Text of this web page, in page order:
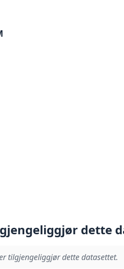
dette
tilgjengeliggjør dette datasettet.